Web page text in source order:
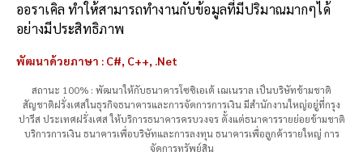
ออราเคิล ทำให้สามารถทำงานกับข้อมูลที่มีปริมาณมากๆได้
อย่างมีประสิทธิภาพ
พัฒนาด้วยภาษา : C#, C++, .Net
สถานะ 100% : พัฒนาให้กับธนาคารโซซิเอเต้ เฌเนราล เป็นบริษัทข้ามชาติ
สัญชาติฝรั่งเศสในธุรกิจธนาคารและการจัดการการเงิน มีสำนักงานใหญ่อยู่ที่กรุง
ปารีส ประเทศฝรั่งเศส ให้บริการธนาคารครบวงจร ตั้งแต่ธนาคารรายย่อยข้ามชาติ
บริการการเงิน ธนาคารเพื่อบริษัทและการลงทุน ธนาคารเพื่อลูกค้ารายใหญ่ การ
จัดการทรัพย์สิน